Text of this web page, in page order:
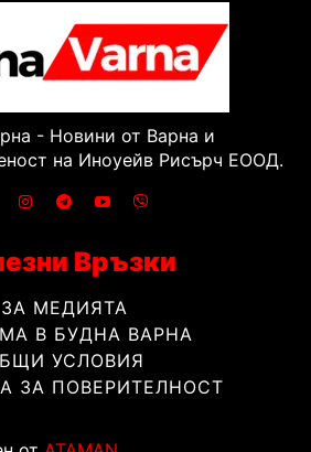
- Новини от Варна и
на Иноуейв Рисърч ЕООД.
Връзки
ЗА МЕДИЯТА
В БУДНА ВАРНА
УСЛОВИЯ
ЗА ПОВЕРИТЕЛНОСТ